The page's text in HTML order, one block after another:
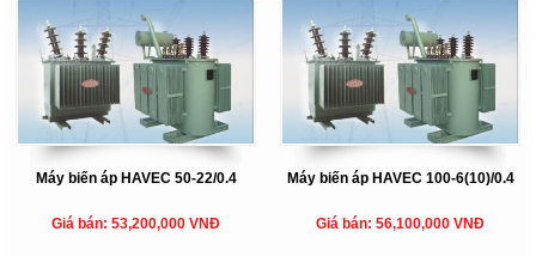
Máy biến áp HAVEC 50-22/0.4
Giá bán: 53,200,000 VNĐ
Máy biến áp HAVEC 100-6(10)/0.4
Giá bán: 56,100,000 VNĐ